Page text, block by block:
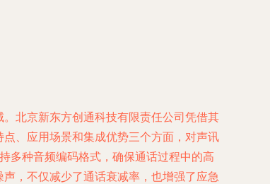
北京新东方创通科技有限责任公司凭借其
、应用场景和集成优势三个方面，对声讯
多种音频编码格式，确保通话过程中的高
，不仅减少了通话衰减率，也增强了应急